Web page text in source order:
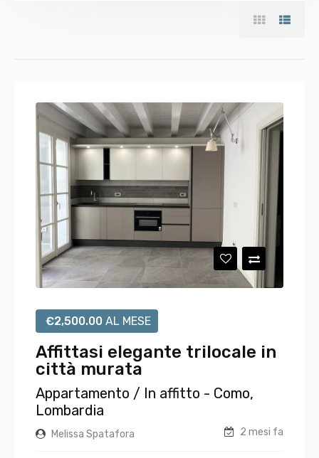
€2,500.00 AL MESE
Affittasi elegante trilocale in
città murata
Appartamento / In affitto - Como,
Lombardia
Melissa Spatafora 2 mesi fa